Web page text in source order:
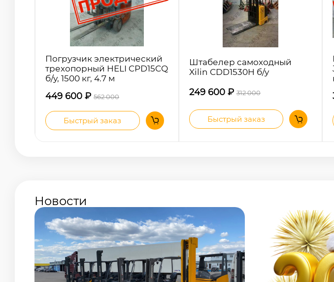
Погрузчик электрический
трехопорный HELI CPD15CQ
б/у, 1500 кг, 4.7 м
449 600 ₽ 562 000
Быстрый заказ
Штабелер самоходный
Xilin CDD1530H б/у
249 600 ₽ 312 000
Быстрый заказ
Новости